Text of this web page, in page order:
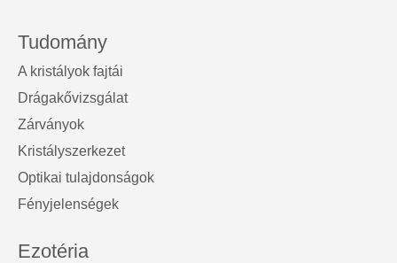
Tudomány
A kristályok fajtái
Drágakővizsgálat
Zárványok
Kristályszerkezet
Optikai tulajdonságok
Fényjelenségek
Ezotéria